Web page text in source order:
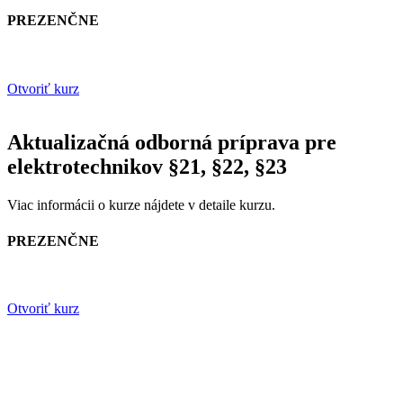
PREZENČNE
Otvoriť kurz
Aktualizačná odborná príprava pre
elektrotechnikov §21, §22, §23
Viac informácii o kurze nájdete v detaile kurzu.
PREZENČNE
Otvoriť kurz